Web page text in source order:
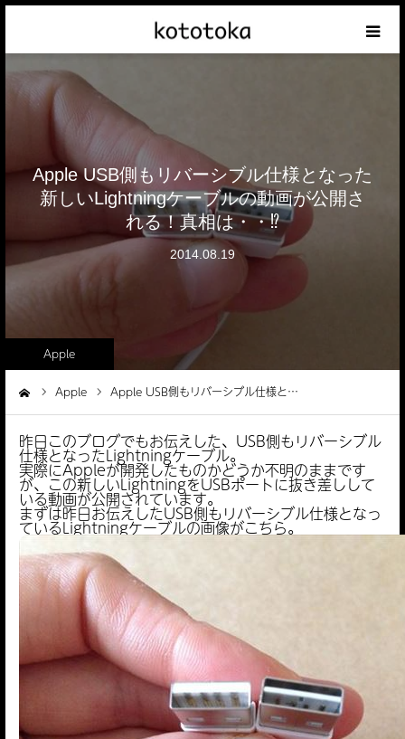
Apple USB側もリバーシブル仕様となった
新しいLightningケーブルの動画が公開さ
れる！真相は・・⁉
2014.08.19
Apple
Apple Apple USB側もリバーシブル仕様と…
昨日このブログでもお伝えした、USB側もリバーシブル
仕様となったLightningケーブル。
実際にAppleが開発したものかどうか不明のままです
が、この新しいLightningをUSBポートに抜き差しして
いる動画が公開されています。
まずは昨日お伝えしたUSB側もリバーシブル仕様となっ
ているLightningケーブルの画像がこちら。
Appleの話
クレジットカードの話
iPhoneの話
その他の話
テーマリスト